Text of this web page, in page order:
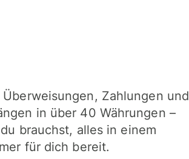
Zahlungen und
in über 40 Währungen –
brauchst, alles in einem
für dich bereit.